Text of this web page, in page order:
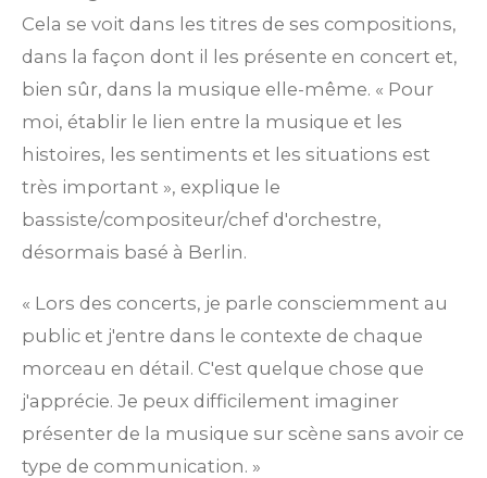
a
t
i
o
n
:
5
é
o
i
l
e
s
l
e
l
e
s
l
e
s
l
e
s
l
e
s
'
é
a
l
a
t
o
n
Cela se voit dans les titres de ses compositions,
dans la façon dont il les présente en concert et,
bien sûr, dans la musique elle-même. « Pour
moi, établir le lien entre la musique et les
histoires, les sentiments et les situations est
très important », explique le
bassiste/compositeur/chef d'orchestre,
désormais basé à Berlin.
« Lors des concerts, je parle consciemment au
public et j'entre dans le contexte de chaque
morceau en détail. C'est quelque chose que
j'apprécie. Je peux difficilement imaginer
présenter de la musique sur scène sans avoir ce
type de communication. »